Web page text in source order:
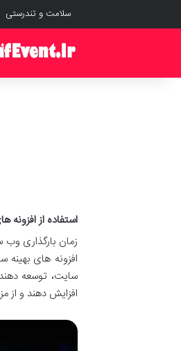
سلامت و تندرستی
استفاده از
زمان بارگذاری
افزونه های
سایت، توسعه
افزایش دهند و از